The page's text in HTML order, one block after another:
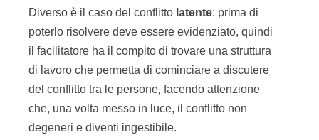
Diverso è il caso del conflitto latente: prima di
poterlo risolvere deve essere evidenziato, quindi
il facilitatore ha il compito di trovare una struttura
di lavoro che permetta di cominciare a discutere
del conflitto tra le persone, facendo attenzione
che, una volta messo in luce, il conflitto non
degeneri e diventi ingestibile.